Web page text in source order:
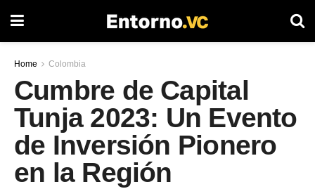
Home Colombia
Cumbre de Capital
Tunja 2023: Un Evento
de Inversión Pionero
en la Región